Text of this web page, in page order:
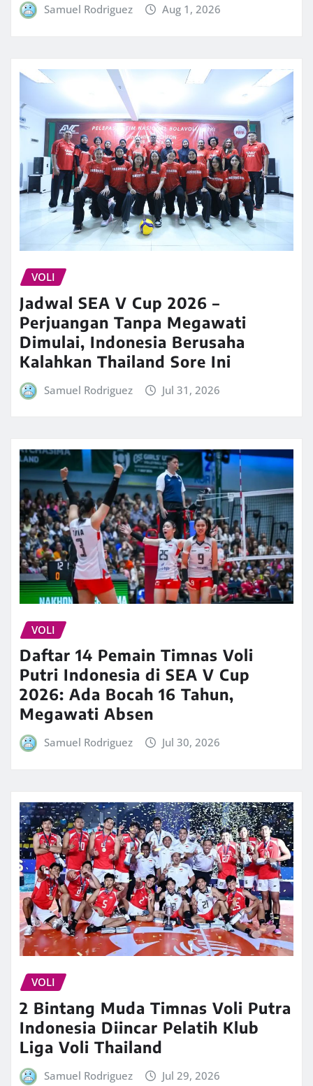
Samuel Rodriguez Aug 1, 2026
VOLI
Jadwal SEA V Cup 2026 –
Perjuangan Tanpa Megawati
Dimulai, Indonesia Berusaha
Kalahkan Thailand Sore Ini
Samuel Rodriguez Jul 31, 2026
VOLI
Daftar 14 Pemain Timnas Voli
Putri Indonesia di SEA V Cup
2026: Ada Bocah 16 Tahun,
Megawati Absen
Samuel Rodriguez Jul 30, 2026
VOLI
2 Bintang Muda Timnas Voli Putra
Indonesia Diincar Pelatih Klub
Liga Voli Thailand
Samuel Rodriguez Jul 29, 2026